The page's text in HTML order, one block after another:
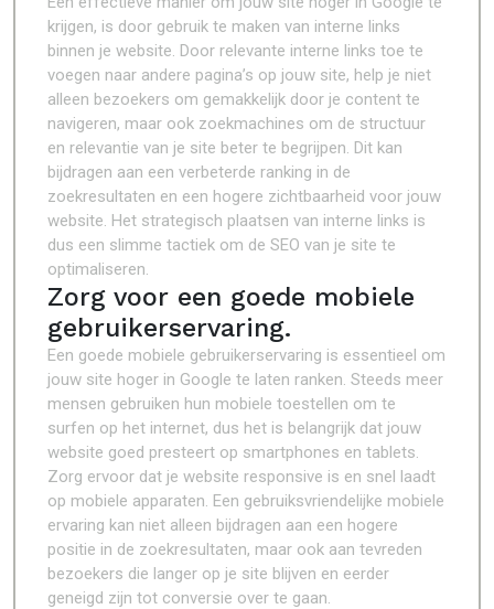
krijgen, is door gebruik te maken van interne links
binnen je website. Door relevante interne links toe te
voegen naar andere pagina’s op jouw site, help je niet
alleen bezoekers om gemakkelijk door je content te
navigeren, maar ook zoekmachines om de structuur
en relevantie van je site beter te begrijpen. Dit kan
bijdragen aan een verbeterde ranking in de
zoekresultaten en een hogere zichtbaarheid voor jouw
website. Het strategisch plaatsen van interne links is
dus een slimme tactiek om de SEO van je site te
optimaliseren.
Zorg voor een goede mobiele
gebruikerservaring.
Een goede mobiele gebruikerservaring is essentieel om
jouw site hoger in Google te laten ranken. Steeds meer
mensen gebruiken hun mobiele toestellen om te
surfen op het internet, dus het is belangrijk dat jouw
website goed presteert op smartphones en tablets.
Zorg ervoor dat je website responsive is en snel laadt
op mobiele apparaten. Een gebruiksvriendelijke mobiele
ervaring kan niet alleen bijdragen aan een hogere
positie in de zoekresultaten, maar ook aan tevreden
bezoekers die langer op je site blijven en eerder
geneigd zijn tot conversie over te gaan.